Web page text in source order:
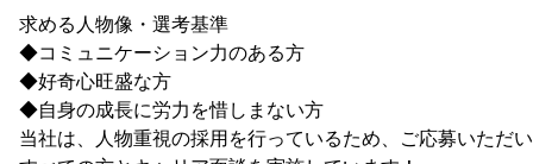
求める人物像・選考基準
◆コミュニケーション力のある方
◆好奇心旺盛な方
◆自身の成長に労力を惜しまない方
当社は、人物重視の採用を行っているため、ご応募いただ